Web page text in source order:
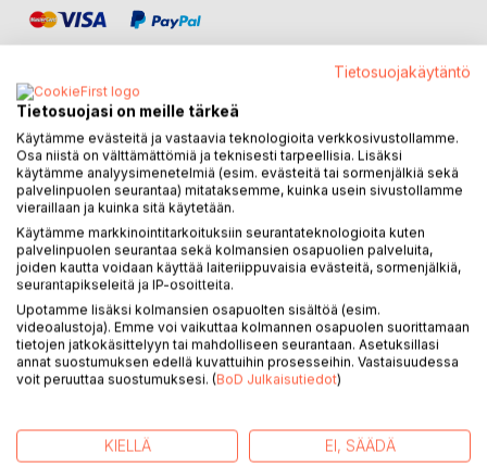
KUVAUS
Henkisellä matkalla hevosten kanssa kirja kertoo kirjoittajan
kasvutarinaa ja sitä kuinka hevosen viisaus on johdattanut
häntä elämän polullaan ja kohti sielun tehtävää.
Kirjassa tehdään matkaa ihmisyyteen ja oman voiman
ääreen.
Kerron siitä kuinka hevoseni ovat ohjanneet minut
elämäntehtäväni äärelle ja kyvyistäni joita hevoseni ovat
tuoneet minussa esiin.
Kirjassa pohditaan myös vaiettuja aiheita
yhteiskunnassamme.
Tietosuojakäytäntö
Tietosuojasi on meille tärkeä
Käytämme evästeitä ja vastaavia teknologioita verkkosivustollamme.
Osa niistä on välttämättömiä ja teknisesti tarpeellisia. Lisäksi
käytämme analyysimenetelmiä (esim. evästeitä tai sormenjälkiä sekä
palvelinpuolen seurantaa) mitataksemme, kuinka usein sivustollamme
vieraillaan ja kuinka sitä käytetään.
Käytämme markkinointitarkoituksiin seurantateknologioita kuten
palvelinpuolen seurantaa sekä kolmansien osapuolien palveluita,
joiden kautta voidaan käyttää laiteriippuvaisia evästeitä, sormenjälkiä,
seurantapikseleitä ja IP-osoitteita.
Upotamme lisäksi kolmansien osapuolten sisältöä (esim.
videoalustoja). Emme voi vaikuttaa kolmannen osapuolen suorittamaan
tietojen jatkokäsittelyyn tai mahdolliseen seurantaan. Asetuksillasi
annat suostumuksen edellä kuvattuihin prosesseihin. Vastaisuudessa
voit peruuttaa suostumuksesi. (BoD Julkaisutiedot)
KIELLÄ EI, SÄÄDÄ